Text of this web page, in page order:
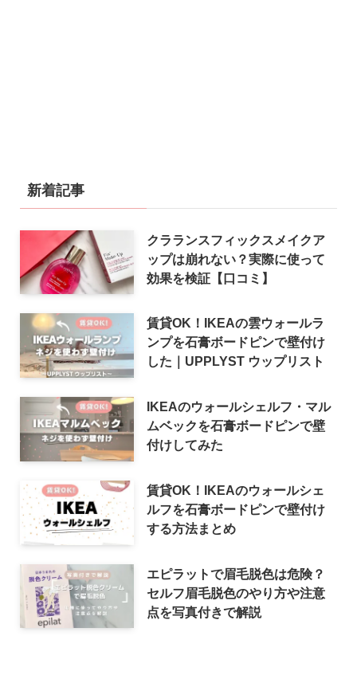
新着記事
クラランスフィックスメイクア
ップは崩れない？実際に使って
効果を検証【口コミ】
賃貸OK！IKEAの雲ウォールラ
ンプを石膏ボードピンで壁付け
した｜UPPLYST ウップリスト
IKEAのウォールシェルフ・マル
ムベックを石膏ボードピンで壁
付けしてみた
賃貸OK！IKEAのウォールシェ
ルフを石膏ボードピンで壁付け
する方法まとめ
エピラットで眉毛脱色は危険？
セルフ眉毛脱色のやり方や注意
点を写真付きで解説